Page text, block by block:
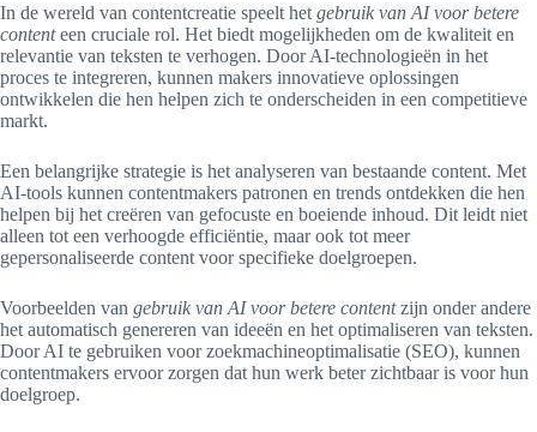
In de wereld van contentcreatie speelt het gebruik van AI voor betere
contenteen cruciale rol. Het biedt mogelijkheden om de kwaliteit en
relevantie van teksten te verhogen. Door AI-technologieën in het
proces te integreren, kunnen makers innovatieve oplossingen
ontwikkelen die hen helpen zich te onderscheiden in een competitieve
markt.
Een belangrijke strategie is het analyseren van bestaande content. Met
AI-tools kunnen contentmakers patronen en trends ontdekken die hen
helpen bij het creëren van gefocuste en boeiende inhoud. Dit leidt niet
alleen tot een verhoogde efficiëntie, maar ook tot meer
gepersonaliseerde content voor specifieke doelgroepen.
Voorbeelden van gebruik van AI voor betere contentzijn onder andere
het automatisch genereren van ideeën en het optimaliseren van teksten.
Door AI te gebruiken voor zoekmachineoptimalisatie (SEO), kunnen
contentmakers ervoor zorgen dat hun werk beter zichtbaar is voor hun
doelgroep.